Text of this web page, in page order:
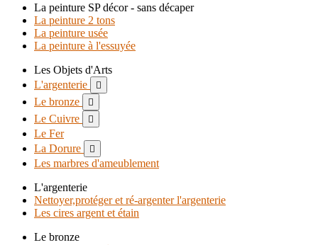
La peinture SP décor - sans décaper
La peinture 2 tons
La peinture usée
La peinture à l'essuyée
Les Objets d'Arts
L'argenterie

Le bronze 
Le Cuivre 
Le Fer
La Dorure

Les marbres d'ameublement
L'argenterie
Nettoyer,protéger et ré-argenter l'argenterie
Les cires argent et étain
Le bronze